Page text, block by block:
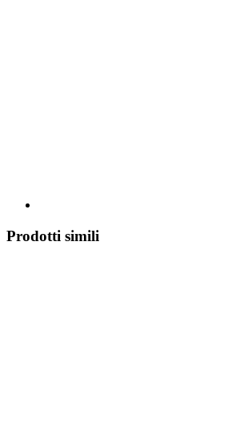
Prodotti simili